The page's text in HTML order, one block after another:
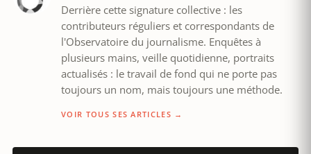
Derrière cette signature collective : les
contributeurs réguliers et correspondants de
l'Observatoire du journalisme. Enquêtes à
plusieurs mains, veille quotidienne, portraits
actualisés : le travail de fond qui ne porte pas
toujours un nom, mais toujours une méthode.
VOIR TOUS SES ARTICLES →